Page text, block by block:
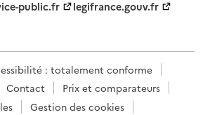
public.fr
legifrance.gouv.fr
: totalement conforme
Contact
Prix et comparateurs
Gestion des cookies